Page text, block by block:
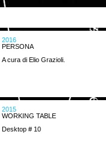
2016
PERSONA
A cura di Elio Grazioli.
2015
WORKING TABLE
Desktop # 10